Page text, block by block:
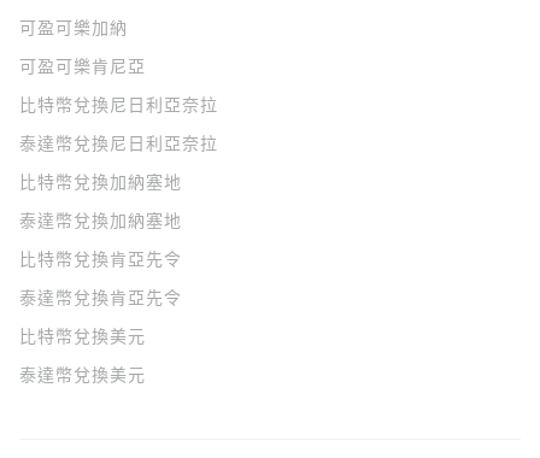
可盈可樂加納
可盈可樂肯尼亞
比特幣兌換尼日利亞奈拉
泰達幣兌換尼日利亞奈拉
比特幣兌換加納塞地
泰達幣兌換加納塞地
比特幣兌換肯亞先令
泰達幣兌換肯亞先令
比特幣兌換美元
泰達幣兌換美元